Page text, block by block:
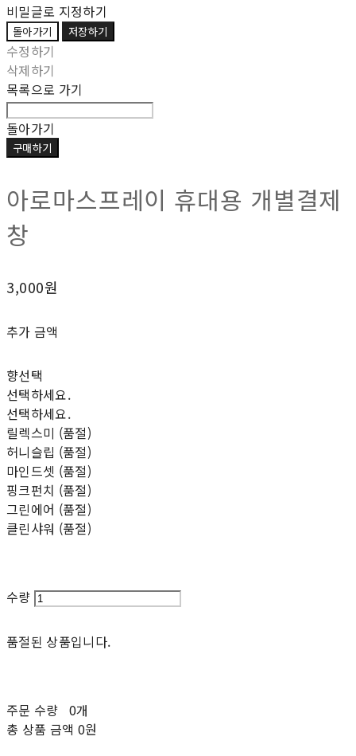
비밀글로 지정하기
돌아가기 저장하기
수정하기
삭제하기
목록으로 가기
돌아가기
구매하기
아로마스프레이 휴대용 개별결제
창
3,000원
추가 금액
향선택
선택하세요.
선택하세요.
릴렉스미 (품절)
허니슬립 (품절)
마인드셋 (품절)
핑크펀치 (품절)
그린에어 (품절)
클린샤워 (품절)
수량
품절된 상품입니다.
주문 수량 0개
총 상품 금액 0원